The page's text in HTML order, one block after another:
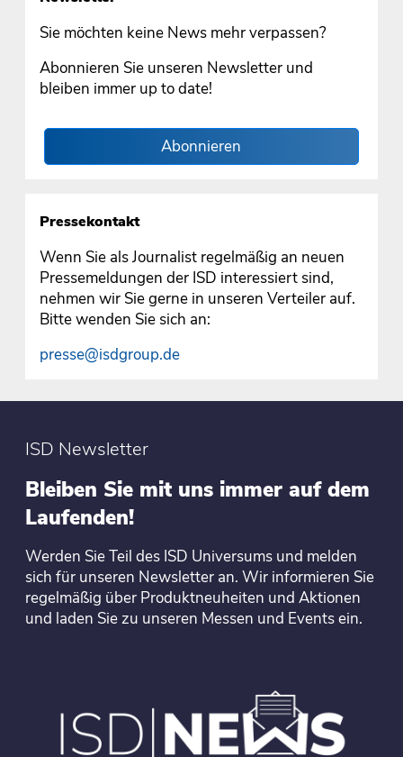
Sie möchten keine News mehr verpassen?
Abonnieren Sie unseren Newsletter und
bleiben immer up to date!
Abonnieren
Pressekontakt
Wenn Sie als Journalist regelmäßig an neuen
Pressemeldungen der ISD interessiert sind,
nehmen wir Sie gerne in unseren Verteiler auf.
Bitte wenden Sie sich an:
presse@isdgroup.de
ISD Newsletter
Bleiben Sie mit uns immer auf dem
Laufenden!
Werden Sie Teil des ISD Universums und melden
sich für unseren Newsletter an. Wir informieren Sie
regelmäßig über Produktneuheiten und Aktionen
und laden Sie zu unseren Messen und Events ein.